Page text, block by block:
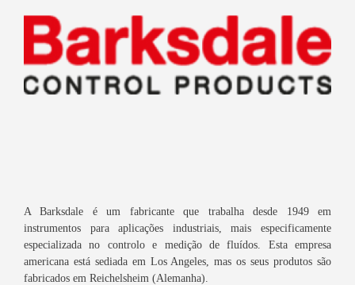
A Barksdale é um fabricante que trabalha desde 1949 em
instrumentos para aplicações industriais, mais especificamente
especializada no controlo e medição de fluídos. Esta empresa
americana está sediada em Los Angeles, mas os seus produtos são
fabricados em Reichelsheim (Alemanha).